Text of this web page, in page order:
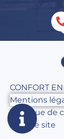
CONFORT
Mentions
Politique de
Plan de site